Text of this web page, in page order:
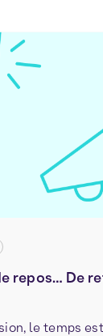
repos… De
le temps